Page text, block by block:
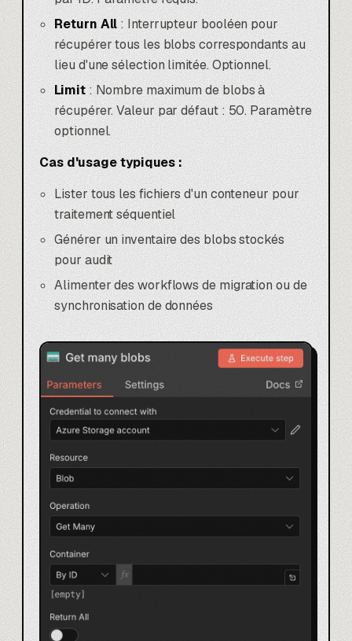
Return All: Interrupteur booléen pour
récupérer tous les blobs correspondants au
lieu d'une sélection limitée. Optionnel.
Limit: Nombre maximum de blobs à
récupérer. Valeur par défaut : 50. Paramètre
optionnel.
Cas d'usage typiques :
Lister tous les fichiers d'un conteneur pour
traitement séquentiel
Générer un inventaire des blobs stockés
pour audit
Alimenter des workflows de migration ou de
synchronisation de données